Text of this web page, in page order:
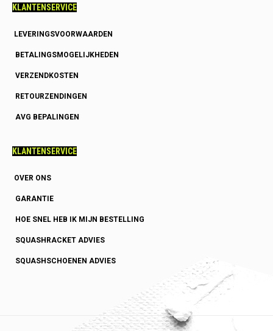
KLANTENSERVICE
LEVERINGSVOORWAARDEN
BETALINGSMOGELIJKHEDEN
VERZENDKOSTEN
RETOURZENDINGEN
AVG BEPALINGEN
KLANTENSERVICE
OVER ONS
GARANTIE
HOE SNEL HEB IK MIJN BESTELLING
SQUASHRACKET ADVIES
SQUASHSCHOENEN ADVIES